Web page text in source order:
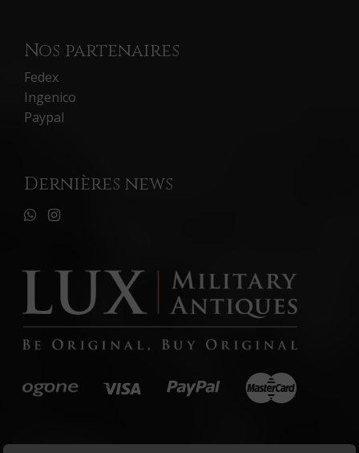
Nos partenaires
Fedex
Ingenico
Paypal
Dernières news